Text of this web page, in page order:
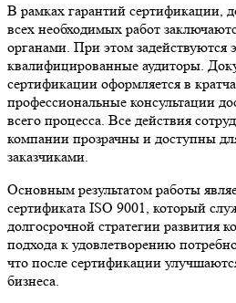
В рамках гарантий сертификации,
всех необходимых работ
органами. При этом задействуются
квалифицированные аудиторы.
сертификации оформляется в
профессиональные консультации
всего процесса. Все действия
компании прозрачны и доступны
заказчиками.
Основным результатом работы
сертификата ISO 9001, который
долгосрочной стратегии развития
подхода к удовлетворению
что после сертификации
бизнеса.